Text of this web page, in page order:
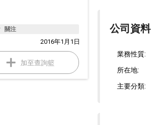
關注
2016年1月1日
加至查詢籃
公司資料
業務性質:
所在地:
主要分類: